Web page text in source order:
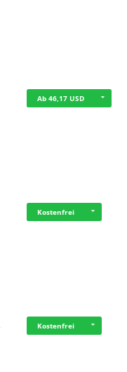
Ab 46,17 USD
Kostenfrei
Kostenfrei